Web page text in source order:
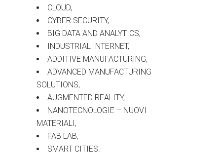
CLOUD,
CYBER SECURITY,
BIG DATA AND ANALYTICS,
INDUSTRIAL INTERNET,
ADDITIVE MANUFACTURING,
ADVANCED MANUFACTURING
SOLUTIONS,
AUGMENTED REALITY,
NANOTECNOLOGIE – NUOVI
MATERIALI,
FAB LAB,
SMART CITIES.